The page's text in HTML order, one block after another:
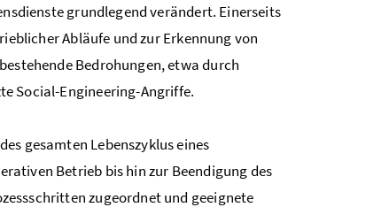
grundlegend verändert. Einerseits
Abläufe und zur Erkennung von
Bedrohungen, etwa durch
Social-Engineering-Angriffe.
gesamten Lebenszyklus eines
Betrieb bis hin zur Beendigung des
zugeordnet und geeignete